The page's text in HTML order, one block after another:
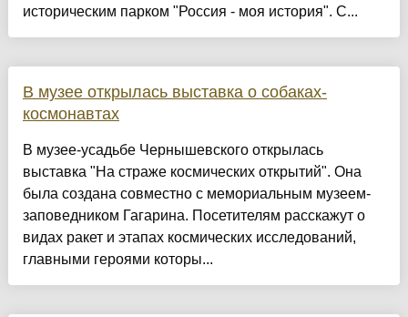
историческим парком "Россия - моя история". С...
В музее открылась выставка о собаках-
космонавтах
В музее-усадьбе Чернышевского открылась
выставка "На страже космических открытий". Она
была создана совместно с мемориальным музеем-
заповедником Гагарина. Посетителям расскажут о
видах ракет и этапах космических исследований,
главными героями которы...